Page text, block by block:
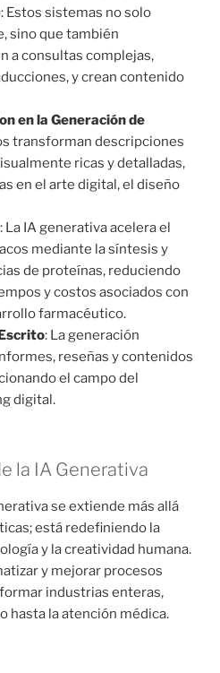
: Estos sistemas no solo
sino que también
a consultas complejas,
y crean contenido
en la Generación de
transforman descripciones
ricas y detalladas,
en el arte digital, el diseño
: La IA generativa acelera el
mediante la síntesis y
de proteínas, reduciendo
y costos asociados con
farmacéutico.
: La generación
reseñas y contenidos
el campo del
digital.
la IA Generativa
se extiende más allá
está redefiniendo la
y la creatividad humana.
y mejorar procesos
industrias enteras,
hasta la atención médica.